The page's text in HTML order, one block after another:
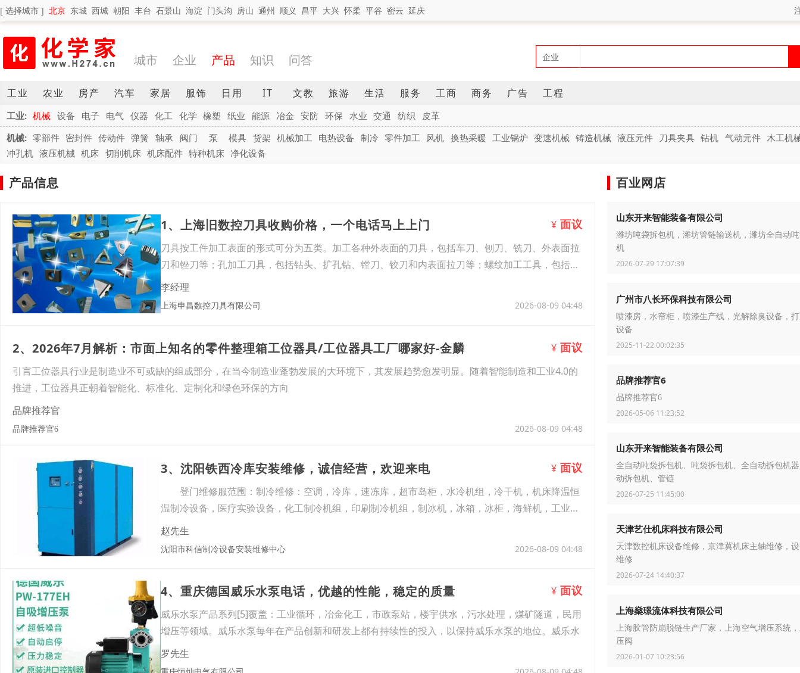
[ 选择城市 ] 北京 东城 西城 朝阳 丰台 石景山 海淀 门头沟 房山 通州 顺义 昌平 大兴 怀柔 平谷 密云 延庆
城市 企业 产品 知识 问答
工业 农业 房产 汽车 家居 服饰 日用 IT 文教 旅游 生活 服务 工商 商务 广告 工程
工业: 机械 设备 电子 电气 仪器 化工 化学 橡塑 纸业 能源 冶金 安防 环保 水业 交通 纺织
皮革
机械: 零部件 密封件 传动件 弹簧 轴承 阀门 泵 模具 货架 机械加工 电热设备 制冷 零件加工 风机 换热采暖 工业锅炉 变速机械 铸造机械 液压元件 刀具夹具 钻机 气动元件 木工机
冲孔机 液压机械 机床 切削机床 机床配件 特种机床 净化设备
产品信息
1、上海旧数控刀具收购价格，一个电话马上上门 ¥ 面议
刀具按工件加工表面的形式可分为五类。加工各种外表面的刀具，包括车刀、刨刀、铣刀、外表面拉
刀和锉刀等；孔加工刀具，包括钻头、扩孔钻、镗刀、铰刀和内表面拉刀等；螺纹加工工具，包括丝
锥、
李经理
上海申昌数控刀具有限公司 2026-08-09 04:48
2、2026年7月解析：市面上知名的零件整理箱工位器具/工位器具工厂哪家好-金麟 ¥ 面议
引言工位器具行业是制造业不可或缺的组成部分，在当今制造业蓬勃发展的大环境下，其发展趋势愈发明显。随着智能制造和工业4.0的
推进，工位器具正朝着智能化、标准化、定制化和绿色环保的方向
品牌推荐官
品牌推荐官6 2026-08-09 04:48
3、沈阳铁西冷库安装维修，诚信经营，欢迎来电 ¥ 面议
登门维修服范围：制冷维修：空调，冷库，速冻库，超市岛柜，水冷机组，冷干机，机床降温恒
温制冷设备，医疗实验设备，化工制冷机组，印刷制冷机组，制冰机，冰箱，冰柜，海鲜机，工业制
冷设
赵先生
沈阳市科信制冷设备安装维修中心 2026-08-09 04:48
4、重庆德国威乐水泵电话，优越的性能，稳定的质量 ¥ 面议
威乐水泵产品系列[5]覆盖：工业循环，冶金化工，市政泵站，楼宇供水，污水处理，煤矿隧道，民用
增压等领域。威乐水泵每年在产品创新和研发上都有持续性的投入，以保持威乐水泵的地位。威乐水
罗先生
百业网店
山东开来智能装备有限公司
潍坊吨袋拆包机，潍坊管链输送机，潍坊全自动
机
2026-07-29 17:07:39
广州市八长环保科技有限公司
喷漆房，水帘柜，喷漆生产线，光解除臭设备，
设备
2025-11-22 00:02:35
品牌推荐官6
品牌推荐官6
2026-05-06 11:23:52
山东开来智能装备有限公司
全自动吨袋拆包机、吨袋拆包机、全自动拆包机
动拆包机、管链
2026-07-25 11:45:00
天津艺仕机床科技有限公司
天津数控机床设备维修，京津冀机床主轴维修，
维修
2026-07-24 14:40:37
上海燊璟流体科技有限公司
上海胶管防崩脱链生产厂家，上海空气增压系统
压阀
2026-01-07 10:23:56